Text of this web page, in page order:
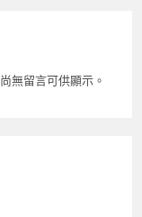
尚無留言可供顯示。